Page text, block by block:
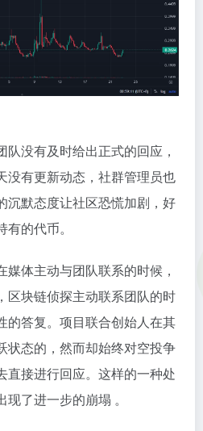
没有及时给出正式的回应，
没有更新动态，社群管理员也
沉默态度让社区恐慌加剧，好
的代币。
体主动与团队联系的时候，
区块链侦探主动联系团队的时
的答复。项目联合创始人在其
状态的，然而却始终对空投争
直接进行回应。这样的一种处
了进一步的崩塌 。